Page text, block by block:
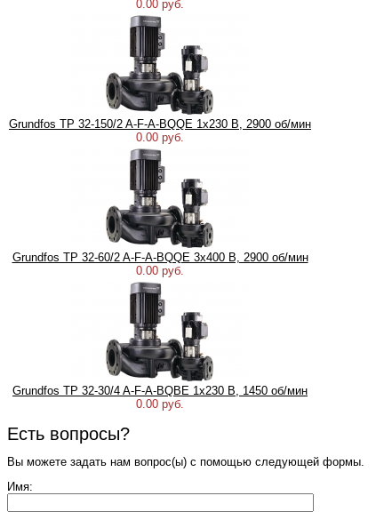
0.00 руб.
Grundfos TP 32-150/2 A-F-A-BQQE 1x230 В, 2900 об/мин
0.00 руб.
Grundfos TP 32-60/2 A-F-A-BQQE 3x400 В, 2900 об/мин
0.00 руб.
Grundfos TP 32-30/4 A-F-A-BQBE 1x230 B, 1450 об/мин
0.00 руб.
Есть вопросы?
Вы можете задать нам вопрос(ы) с помощью следующей формы.
Имя: